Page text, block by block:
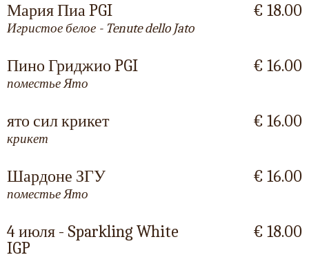
Мария Пиа PGI
Игристое белое - Tenute dello Jato
€ 18.00
Пино Гриджио PGI
поместье Ято
€ 16.00
ято сил крикет
крикет
€ 16.00
Шардоне ЗГУ
поместье Ято
€ 16.00
4 июля - Sparkling White
IGP
€ 18.00